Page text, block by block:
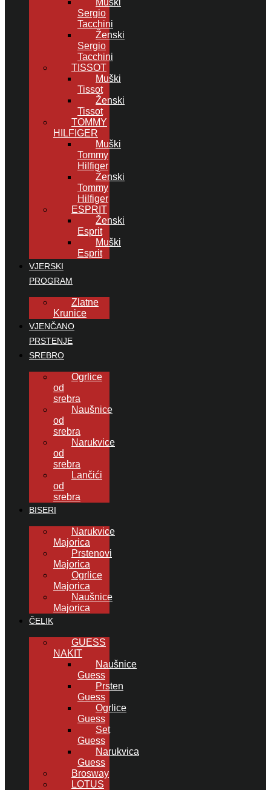
Muški
Sergio
Tacchini
Ženski
Sergio
Tacchini
TISSOT
Muški
Tissot
Ženski
Tissot
TOMMY
HILFIGER
Muški
Tommy
Hilfiger
Ženski
Tommy
Hilfiger
ESPRIT
Ženski
Esprit
Muški
Esprit
VJERSKI
PROGRAM
Zlatne
Krunice
VJENČANO
PRSTENJE
SREBRO
Ogrlice
od
srebra
Naušnice
od
srebra
Narukvice
od
srebra
Lančići
od
srebra
BISERI
Narukvice
Majorica
Prstenovi
Majorica
Ogrlice
Majorica
Naušnice
Majorica
ČELIK
GUESS
NAKIT
Naušnice
Guess
Prsten
Guess
Ogrlice
Guess
Set
Guess
Narukvica
Guess
Brosway
LOTUS